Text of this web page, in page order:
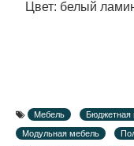
Цвет: белый
Мебель Бюджетная
Модульная мебель